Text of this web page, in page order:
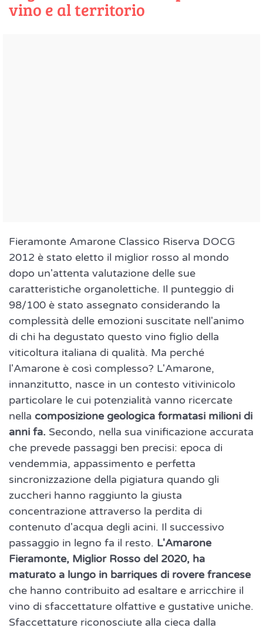
vino e al territorio
Fieramonte Amarone Classico Riserva DOCG
2012 è stato eletto il miglior rosso al mondo
dopo un'attenta valutazione delle sue
caratteristiche organolettiche. Il punteggio di
98/100 è stato assegnato considerando la
complessità delle emozioni suscitate nell'animo
di chi ha degustato questo vino figlio della
viticoltura italiana di qualità. Ma perché
l'Amarone è così complesso? L'Amarone,
innanzitutto, nasce in un contesto vitivinicolo
particolare le cui potenzialità vanno ricercate
nella composizione geologica formatasi milioni di
anni fa. Secondo, nella sua vinificazione accurata
che prevede passaggi ben precisi: epoca di
vendemmia, appassimento e perfetta
sincronizzazione della pigiatura quando gli
zuccheri hanno raggiunto la giusta
concentrazione attraverso la perdita di
contenuto d'acqua degli acini. Il successivo
passaggio in legno fa il resto. L'Amarone
Fieramonte, Miglior Rosso del 2020, ha
maturato a lungo in barriques di rovere francese
che hanno contribuito ad esaltare e arricchire il
vino di sfaccettature olfattive e gustative uniche.
Sfaccettature riconosciute alla cieca dalla